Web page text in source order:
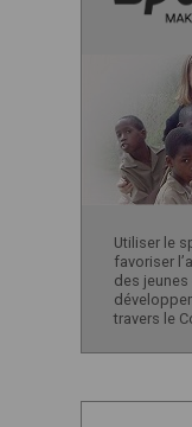
Utiliser le
favoriser
des jeunes
travers le